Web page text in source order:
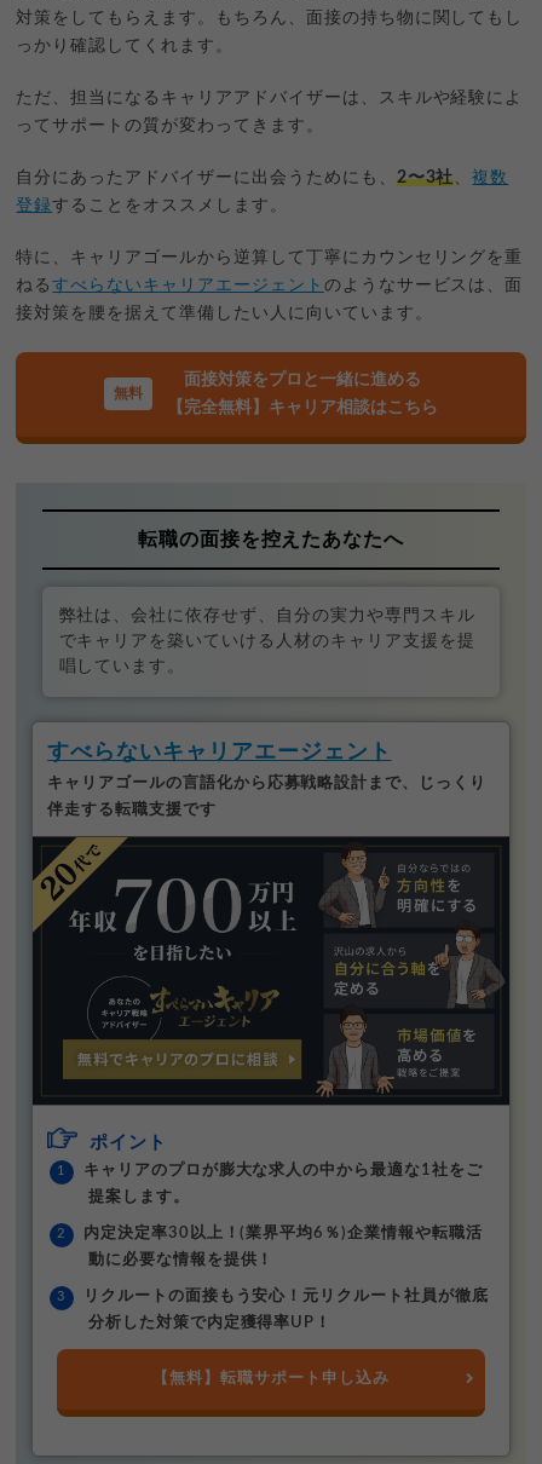
対策をしてもらえます。もちろん、面接の持ち物に関してもし
っかり確認してくれます。
ただ、担当になるキャリアアドバイザーは、スキルや経験によ
ってサポートの質が変わってきます。
自分にあったアドバイザーに出会うためにも、 2〜3社 、複数
登録することをオススメします。
特に、キャリアゴールから逆算して丁寧にカウンセリングを重
ねるすべらないキャリアエージェント のようなサービスは、面
接対策を腰を据えて準備したい人に向いています。
面接対策をプロと一緒に進める
【完全無料】キャリア相談はこちら
転職の面接を控えたあなたへ
弊社は、会社に依存せず、自分の実力や専門スキル
でキャリアを築いていける人材のキャリア支援を提
唱しています。
すべらないキャリアエージェント
キャリアゴールの言語化から応募戦略設計まで、じっくり
伴走する転職支援です
ポイント
キャリアのプロが膨大な求人の中から最適な1社をご
提案します。
内定決定率30以上！(業界平均6％)企業情報や転職活
動に必要な情報を提供！
リクルートの面接もう安心！元リクルート社員が徹底
分析した対策で内定獲得率UP！
【無料】転職サポート申し込み